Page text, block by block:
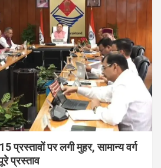
प्रस्तावों पर लगी मुहर, सामान्य वर्ग
प्रस्ताव